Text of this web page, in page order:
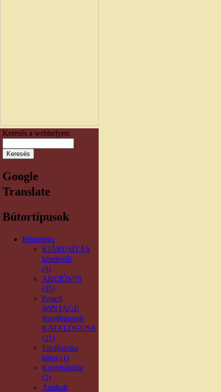
Keresés a webhelyen:
Google
Translate
Bútortípusok
Bútortípus
KIÁRUSÍTÁS
készletről
(9)
AKCIÓS!!!!
(35)
Festett
WINTAGE
fenyőbútorok
KATALÓGUSA
(21)
Fürdőszoba
bútor (1)
Konyhabútor
(2)
Antikolt